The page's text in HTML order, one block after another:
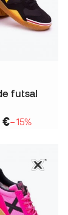
futsal
€−15%